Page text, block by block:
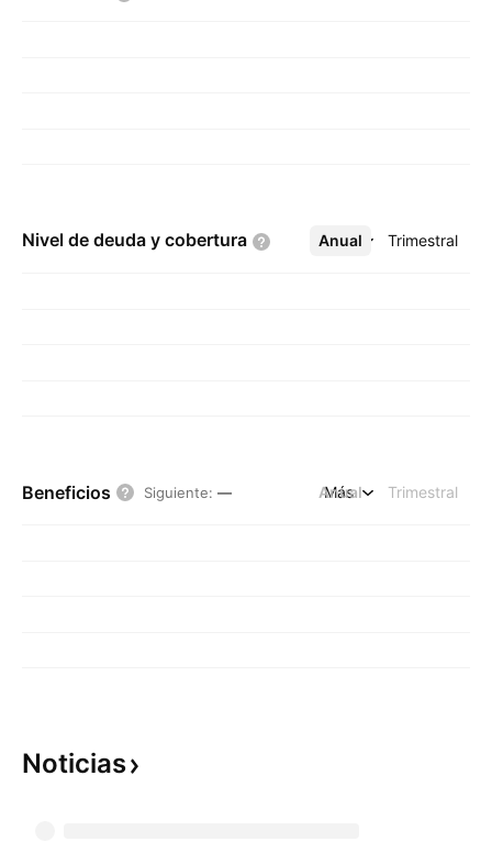
Nivel de deuda y cobertura Anual Trimestral
Más
Beneficios Siguiente: — Anual Trimestral
Más
Noticias